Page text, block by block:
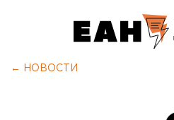
← НОВОСТИ